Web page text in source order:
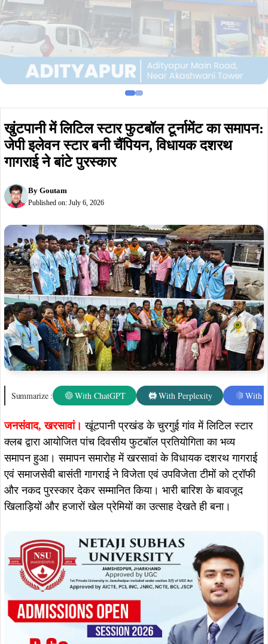
खुंटपानी में लिटिल स्टार फुटबॉल टूर्नामेंट का समापन:
जेपी इलेवन स्टार बनी चैंपियन, विधायक दशरथ
गागराई ने बांटे पुरस्कार
By Goutam
Published on: July 6, 2026
Summarize : With ChatGPT With Perplexity With
जनसंवाद, खरसावां। खूंटपानी प्रखंड के चुरगुई गांव में लिटिल स्टार
क्लब द्वारा आयोजित पांच दिवसीय फुटबॉल प्रतियोगिता का भव्य
समापन हुआ। समापन समारोह में खरसावां के विधायक दशरथ गागराई
एवं समाजसेवी बासंती गागराई ने विजेता एवं उपविजेता टीमों को ट्रॉफी
और नकद पुरस्कार देकर सम्मानित किया। भारी बारिश के बावजूद
खिलाड़ियों और हजारों खेल प्रेमियों का उत्साह देखते ही बना।